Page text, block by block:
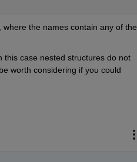
, where the names contain any of the
this case nested structures do not
worth considering if you could